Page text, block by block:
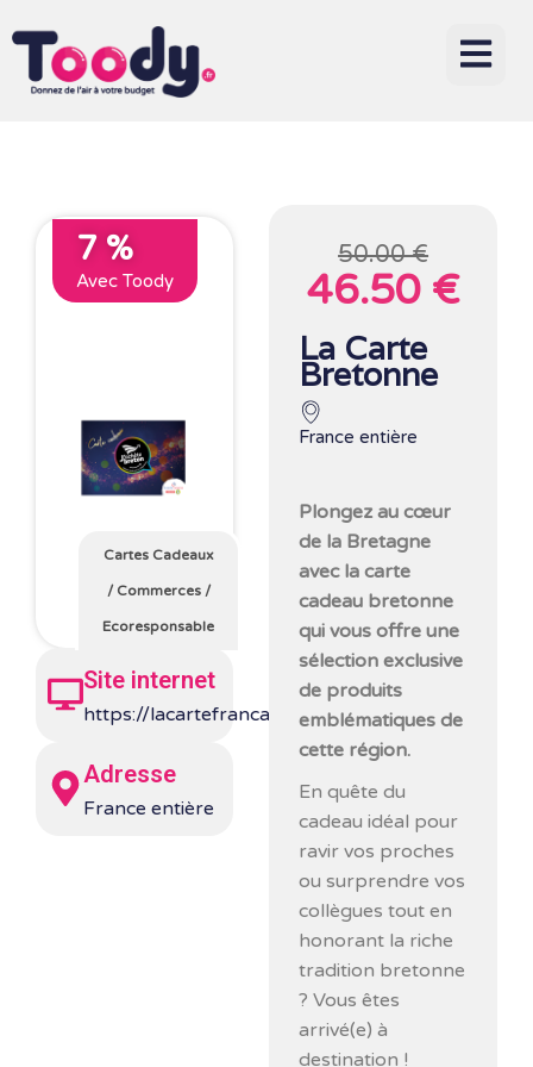
7 %
Avec Toody
Cartes Cadeaux
/ Commerces/
Ecoresponsable
Site internet
https://lacartefrancaise.fr/
Adresse
France entière
50.00 €
46.50 €
La Carte
Bretonne
France entière
Plongez au cœur
de la Bretagne
avec la carte
cadeau bretonne
qui vous offre une
sélection exclusive
de produits
emblématiques de
cette région.
En quête du
cadeau idéal pour
ravir vos proches
ou surprendre vos
collègues tout en
honorant la riche
tradition bretonne
? Vous êtes
arrivé(e) à
destination !